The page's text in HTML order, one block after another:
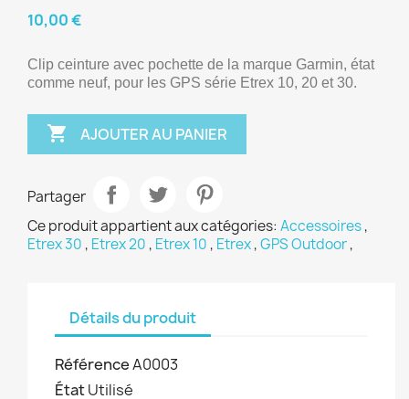
10,00 €
Clip ceinture avec pochette de la marque Garmin, état
comme neuf, pour les GPS série Etrex 10, 20 et 30.
 AJOUTER AU PANIER
Partager
Ce produit appartient aux catégories: Accessoires,
Etrex 30 , Etrex 20 , Etrex 10 , Etrex,GPS Outdoor,
Détails du produit
RéférenceA0003
ÉtatUtilisé